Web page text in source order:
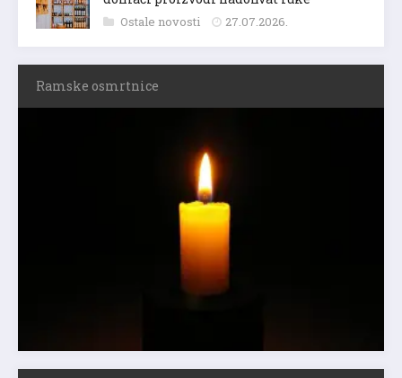
Ostale novosti 27.07.2026.
Ramske osmrtnice